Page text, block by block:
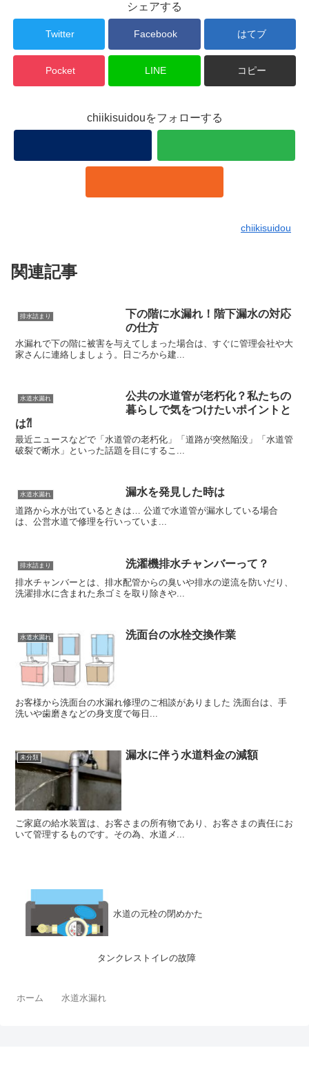
シェアする
Twitter Facebook はてブ
Pocket LINE コピー
chiikisuidouをフォローする
chiikisuidou
関連記事
排水詰まり
下の階に水漏れ！階下漏水の対応
の仕方
水漏れで下の階に被害を与えてしまった場合は、すぐに管理会社や大
家さんに連絡しましょう。日ごろから建...
水道水漏れ
公共の水道管が老朽化？私たちの
暮らしで気をつけたいポイントと
は⁈
最近ニュースなどで「水道管の老朽化」「道路が突然陥没」「水道管
破裂で断水」といった話題を目にするこ...
水道水漏れ 漏水を発見した時は
道路から水が出ているときは… 公道で水道管が漏水している場合
は、公営水道で修理を行いっていま...
排水詰まり 洗濯機排水チャンバーって？
排水チャンバーとは、排水配管からの臭いや排水の逆流を防いだり、
洗濯排水に含まれた糸ゴミを取り除きや...
水道水漏れ 洗面台の水栓交換作業
お客様から洗面台の水漏れ修理のご相談がありました 洗面台は、手
洗いや歯磨きなどの身支度で毎日...
未分類 漏水に伴う水道料金の減額
ご家庭の給水装置は、お客さまの所有物であり、お客さまの責任にお
いて管理するものです。その為、水道メ...
水道の元栓の閉めかた
タンクレストイレの故障
ホーム 水道水漏れ